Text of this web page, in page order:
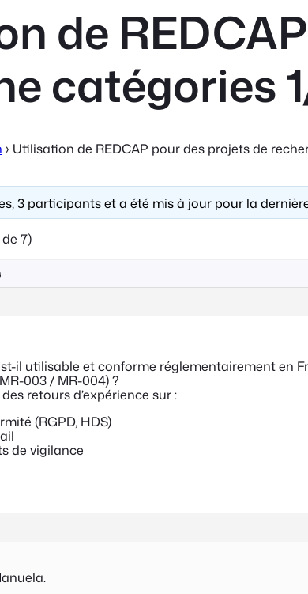
de
catégories
› Utilisation de REDCAP pour des projets de
3 participants et a été mis à jour pour la
7)
il utilisable et conforme réglementairement en
003 / MR-004) ?
retours d’expérience sur :
(RGPD, HDS)
de vigilance